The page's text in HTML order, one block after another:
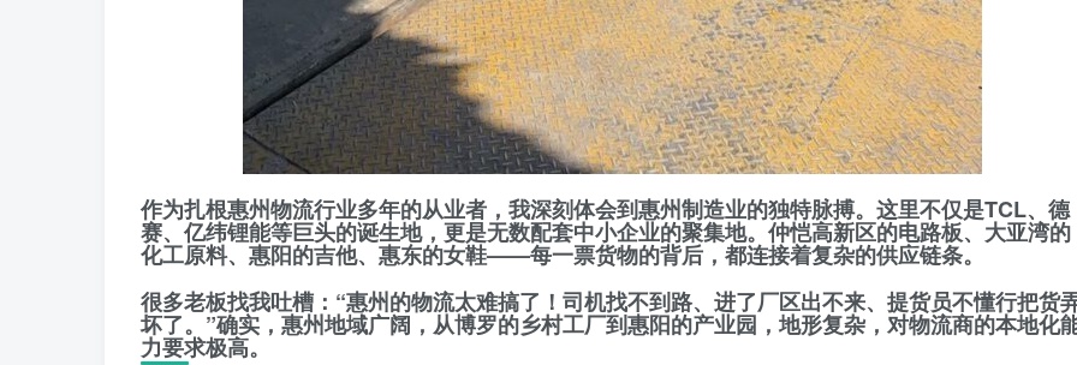
作为扎根惠州物流行业多年的从业者，我深刻体会到惠州制造业的独特脉搏。这里不仅是TCL、德
赛、亿纬锂能等巨头的诞生地，更是无数配套中小企业的聚集地。仲恺高新区的电路板、大亚湾的
化工原料、惠阳的吉他、惠东的女鞋——每一票货物的背后，都连接着复杂的供应链条。
很多老板找我吐槽：“惠州的物流太难搞了！司机找不到路、进了厂区出不来、提货员不懂行把货
坏了。”确实，惠州地域广阔，从博罗的乡村工厂到惠阳的产业园，地形复杂，对物流商的本地化
力要求极高。